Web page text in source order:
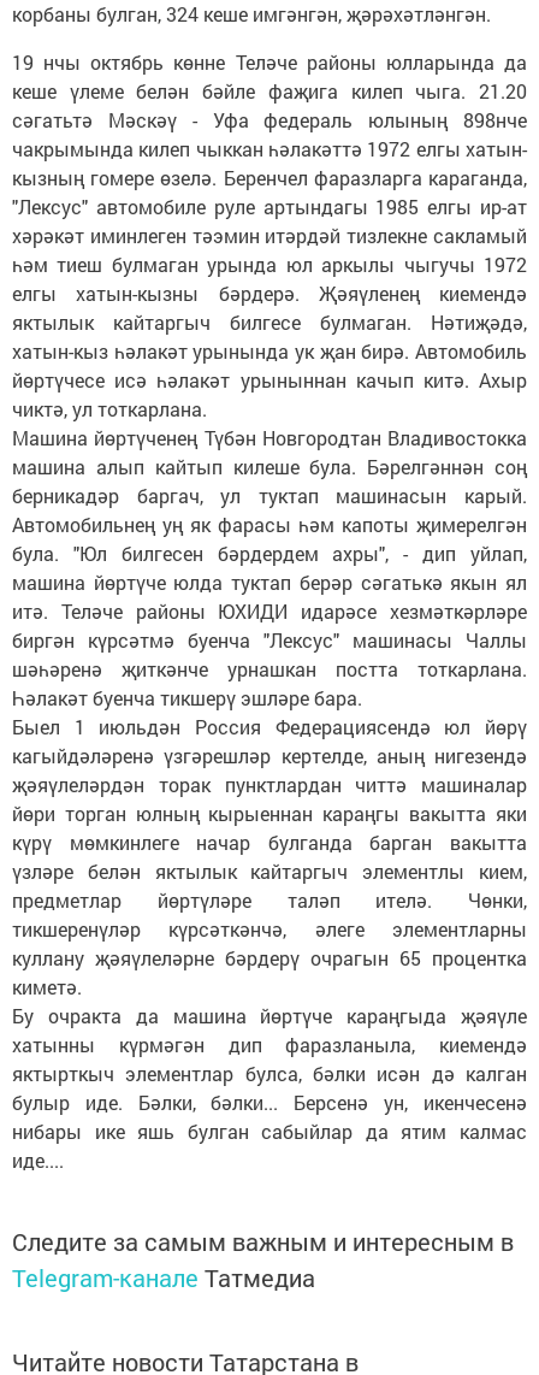
корбаны булган, 324 кеше имгәнгән, җәрәхәтләнгән.
19 нчы октябрь көнне Теләче районы юлларында да
кеше үлеме белән бәйле фаҗига килеп чыга. 21.20
сәгатьтә Мәскәү - Уфа федераль юлының 898нче
чакрымында килеп чыккан һәлакәттә 1972 елгы хатын-
кызның гомере өзелә. Беренчел фаразларга караганда,
"Лексус" автомобиле руле артындагы 1985 елгы ир-ат
хәрәкәт иминлеген тәэмин итәрдәй тизлекне сакламый
һәм тиеш булмаган урында юл аркылы чыгучы 1972
елгы хатын-кызны бәрдерә. Җәяүленең киемендә
яктылык кайтаргыч билгесе булмаган. Нәтиҗәдә,
хатын-кыз һәлакәт урынында ук җан бирә. Автомобиль
йөртүчесе исә һәлакәт урыныннан качып китә. Ахыр
чиктә, ул тоткарлана.
Машина йөртүченең Түбән Новгородтан Владивостокка
машина алып кайтып килеше була. Бәрелгәннән соң
берникадәр баргач, ул туктап машинасын карый.
Автомобильнең уң як фарасы һәм капоты җимерелгән
була. "Юл билгесен бәрдердем ахры", - дип уйлап,
машина йөртүче юлда туктап берәр сәгатькә якын ял
итә. Теләче районы ЮХИДИ идарәсе хезмәткәрләре
биргән күрсәтмә буенча "Лексус" машинасы Чаллы
шәһәренә җиткәнче урнашкан постта тоткарлана.
Һәлакәт буенча тикшерү эшләре бара.
Быел 1 июльдән Россия Федерациясендә юл йөрү
кагыйдәләренә үзгәрешләр кертелде, аның нигезендә
җәяүлеләрдән торак пунктлардан читтә машиналар
йөри торган юлның кырыеннан караңгы вакытта яки
күрү мөмкинлеге начар булганда барган вакытта
үзләре белән яктылык кайтаргыч элементлы кием,
предметлар йөртүләре таләп ителә. Чөнки,
тикшеренүләр күрсәткәнчә, әлеге элементларны
куллану җәяүлеләрне бәрдерү очрагын 65 процентка
киметә.
Бу очракта да машина йөртүче караңгыда җәяүле
хатынны күрмәгән дип фаразланыла, киемендә
яктырткыч элементлар булса, бәлки исән дә калган
булыр иде. Бәлки, бәлки... Берсенә ун, икенчесенә
нибары ике яшь булган сабыйлар да ятим калмас
иде....
Следите за самым важным и интересным в
Telegram-канале Татмедиа
Читайте новости Татарстана в